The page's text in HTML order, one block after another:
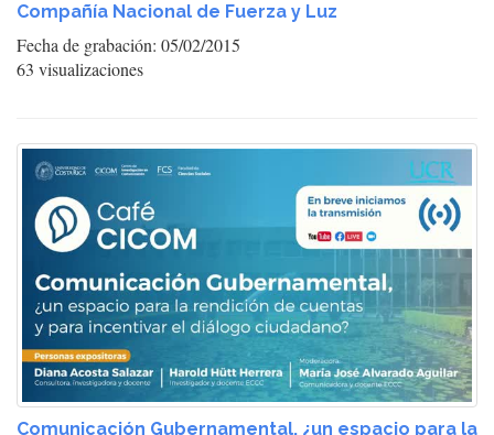
Compañía Nacional de Fuerza y Luz
Fecha de grabación: 05/02/2015
63 visualizaciones
Comunicación Gubernamental, ¿un espacio para la